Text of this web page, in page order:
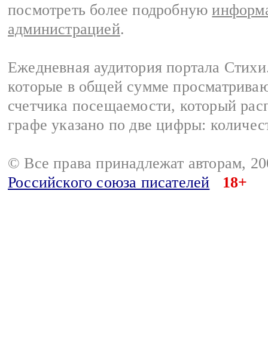
посмотреть более подробную
администрацией.
Ежедневная аудитория портала
которые в общей сумме
счетчика посещаемости, который
графе указано по две цифры:
© Все права принадлежат авторам,
Российского союза писателей
18+